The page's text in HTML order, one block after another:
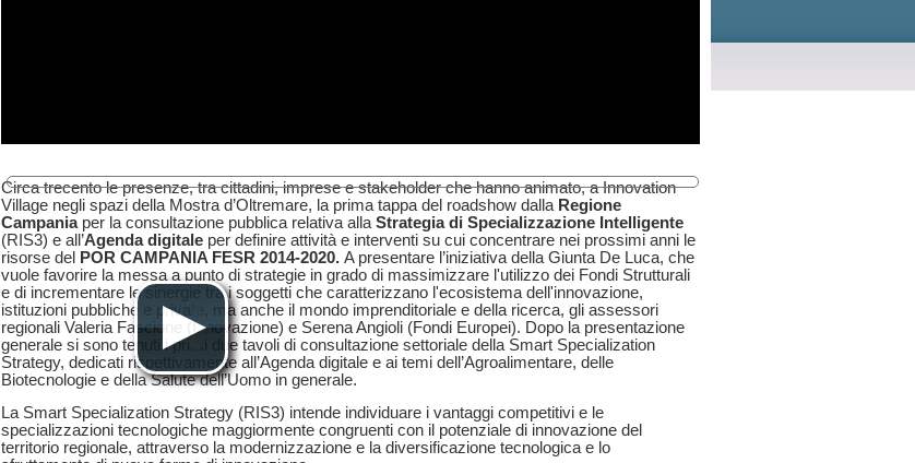
00:00/00:00
Circa trecento le presenze, tra cittadini, imprese e stakeholder che hanno animato, a Innovation
Village negli spazi della Mostra d’Oltremare, la prima tappa del roadshow dalla Regione
Campania per la consultazione pubblica relativa alla Strategia di Specializzazione Intelligente
(RIS3) e all’Agenda digitale per definire attività e interventi su cui concentrare nei prossimi anni le
risorse del
POR CAMPANIA FESR 2014-2020. A presentare l’iniziativa della Giunta De Luca, che
vuole favorire la messa a punto di strategie in grado di massimizzare l'utilizzo dei Fondi Strutturali
e di incrementare le sinergie tra i soggetti che caratterizzano l'ecosistema dell'innovazione,
istituzioni pubbliche e private, ma anche il mondo imprenditoriale e della ricerca, gli assessori
regionali Valeria Fascione (Innovazione) e Serena Angioli (Fondi Europei). Dopo la presentazione
generale si sono tenuti i primi due tavoli di consultazione settoriale della Smart Specialization
Strategy, dedicati rispettivamente all’Agenda digitale e ai temi dell’Agroalimentare, delle
Biotecnologie e della Salute dell’Uomo in generale.
La Smart Specialization Strategy (RIS3) intende individuare i vantaggi competitivi e le
specializzazioni tecnologiche maggiormente congruenti con il potenziale di innovazione del
territorio regionale, attraverso la modernizzazione e la diversificazione tecnologica e lo